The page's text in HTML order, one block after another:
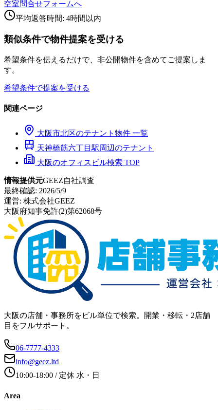
空室問合せフォームへ
平均返答時間: 4時間以内
類似条件で物件提案を受ける
希望条件を伝えるだけで、非公開物件を含めてご提案しま
す。
希望条件で提案を受ける
関連ページ
大阪市北区のテナント物件 一覧
天神橋筋六丁目駅周辺のテナント
大阪のオフィスビル検索 TOP
情報提供元GEEZ自社調査
最終確認: 2026/5/9
運営: 株式会社GEEZ
大阪府知事免許(2)第62068号
大阪の店舗・事務所をビル単位で検索。開業・移転・2店舗
目をフルサポート。
06-7777-4333
info@geez.ltd
10:00-18:00 / 定休 水・日
Area